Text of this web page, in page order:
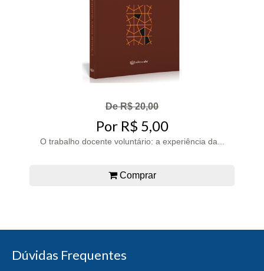
De R$ 20,00
Por R$ 5,00
O trabalho docente voluntário: a experiência da...
Comprar
Dúvidas Frequentes